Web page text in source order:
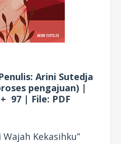
Arini Sutedja
pengajuan) |
97 | File: PDF
Wajah Kekasihku”